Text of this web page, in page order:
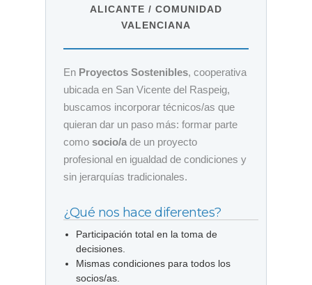
ALICANTE / COMUNIDAD
VALENCIANA
En Proyectos Sostenibles, cooperativa
ubicada en San Vicente del Raspeig,
buscamos incorporar técnicos/as que
quieran dar un paso más: formar parte
como socio/a de un proyecto
profesional en igualdad de condiciones y
sin jerarquías tradicionales.
¿Qué nos hace diferentes?
Participación total en la toma de
decisiones.
Mismas condiciones para todos los
socios/as.